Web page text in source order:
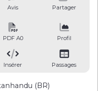
Avis Partager
PDF A0 Profil
Insérer Passages
(BR)